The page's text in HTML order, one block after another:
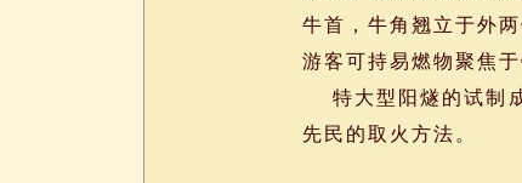
牛首，牛角翘立于外
游客可持易燃物聚焦于
特大型阳燧的试制成
先民的取火方法。